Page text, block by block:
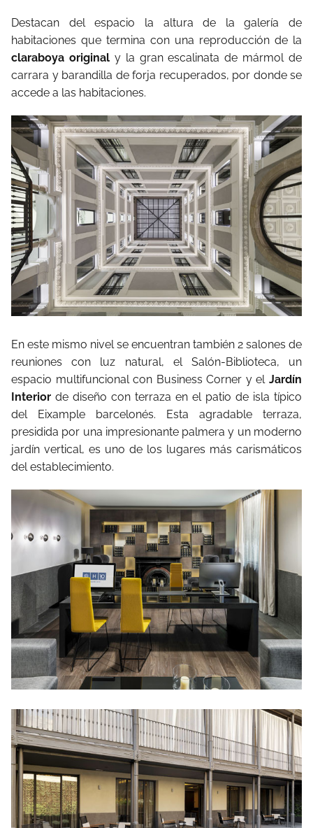
Destacan del espacio la altura de la galería de
habitaciones que termina con una reproducción de la
claraboya originaly la gran escalinata de mármol de
carrara y barandilla de forja recuperados, por donde se
accede a las habitaciones.
En este mismo nivel se encuentran también 2 salones de
reuniones con luz natural, el Salón-Biblioteca, un
espacio multifuncional con Business Corner y el Jardín
Interior de diseño con terraza en el patio de isla típico
del Eixample barcelonés. Esta agradable terraza,
presidida por una impresionante palmera y un moderno
jardín vertical, es uno de los lugares más carismáticos
del establecimiento.